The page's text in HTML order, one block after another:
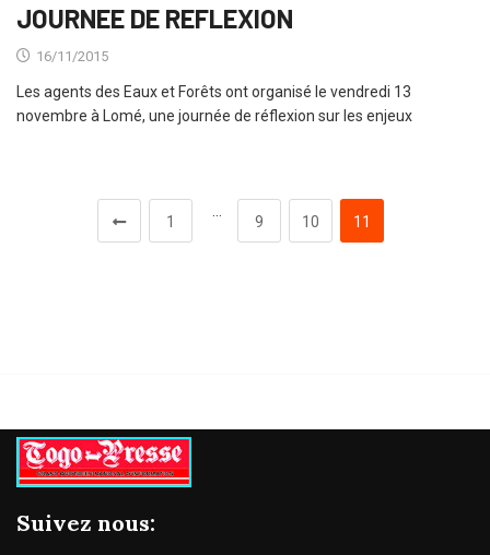
JOURNEE DE REFLEXION
16/11/2015
Les agents des Eaux et Forêts ont organisé le vendredi 13
novembre à Lomé, une journée de réflexion sur les enjeux
1 9 10 11
Suivez nous: